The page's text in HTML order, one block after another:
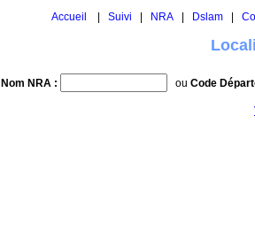
Accueil Suivi NRA Dslam
Nom NRA : ou Code